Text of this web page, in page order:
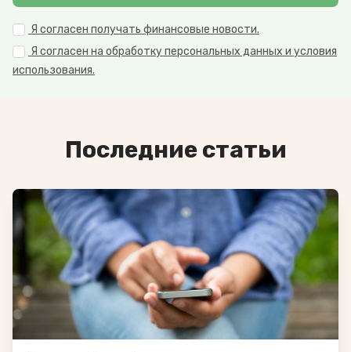
Я согласен получать финансовые новости.
Я согласен на обработку персональных данных и условия
использования.
Последние статьи